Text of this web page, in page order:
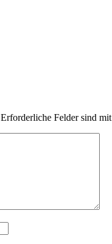
Erforderliche Felder sind mit